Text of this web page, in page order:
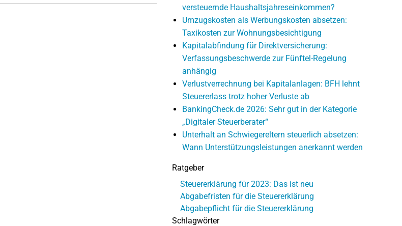
versteuernde Haushaltsjahreseinkommen?
Umzugskosten als Werbungskosten absetzen:
Taxikosten zur Wohnungsbesichtigung
Kapitalabfindung für Direktversicherung:
Verfassungsbeschwerde zur Fünftel-Regelung
anhängig
Verlustverrechnung bei Kapitalanlagen: BFH lehnt
Steuererlass trotz hoher Verluste ab
BankingCheck.de 2026: Sehr gut in der Kategorie
„Digitaler Steuerberater“
Unterhalt an Schwiegereltern steuerlich absetzen:
Wann Unterstützungsleistungen anerkannt werden
Ratgeber
Steuererklärung für 2023: Das ist neu
Abgabefristen für die Steuererklärung
Abgabepflicht für die Steuererklärung
Schlagwörter